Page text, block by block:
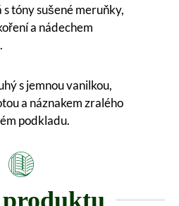
s tóny sušené meruňky,
a nádechem
s jemnou vanilkou,
a náznakem zralého
podkladu.
produktu